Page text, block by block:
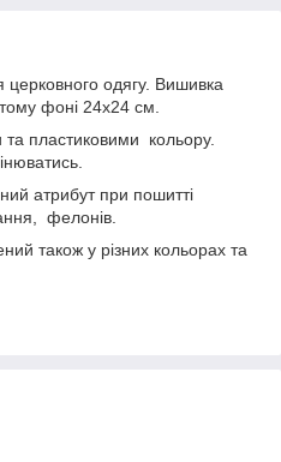
одягу. Вишивка
фоні 24х24 см.
пластиковими кольору.
атрибут при пошитті
фелонів.
також у різних кольорах та